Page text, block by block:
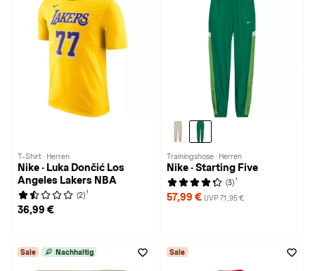
T-Shirt · Herren
Nike · Luka Dončić Los
Angeles Lakers NBA
(2) 1
36,99 €
Trainingshose · Herren
Nike · Starting Five
(3) 1
57,99 € UVP 71,95 €
Sale Nachhaltig Sale